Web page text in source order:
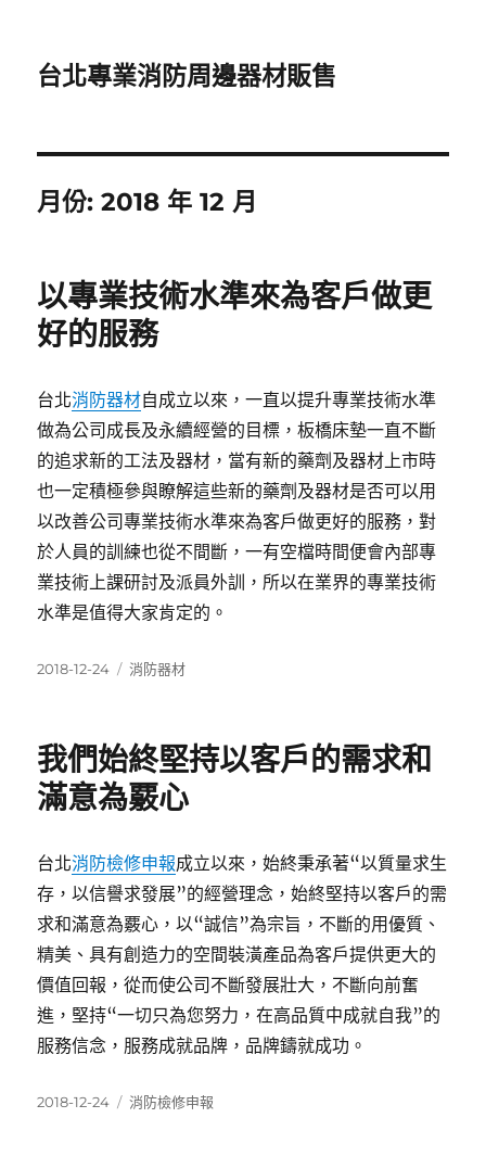
台北專業消防周邊器材販售
月份:2018 年 12 月
以專業技術水準來為客戶做更
好的服務
台北消防器材自成立以來，一直以提升專業技術水準
做為公司成長及永續經營的目標，板橋床墊一直不斷
的追求新的工法及器材，當有新的藥劑及器材上市時
也一定積極參與瞭解這些新的藥劑及器材是否可以用
以改善公司專業技術水準來為客戶做更好的服務，對
於人員的訓練也從不間斷，一有空檔時間便會內部專
業技術上課研討及派員外訓，所以在業界的專業技術
水準是值得大家肯定的。
發
2018-12-24
分
消防器材
我們始終堅持以客戶的需求和
滿意為覈心
台北消防檢修申報成立以來，始終秉承著“以質量求生
存，以信譽求發展”的經營理念，始終堅持以客戶的需
求和滿意為覈心，以“誠信”為宗旨，不斷的用優質、
精美、具有創造力的空間裝潢產品為客戶提供更大的
價值回報，從而使公司不斷發展壯大，不斷向前奮
進，堅持“一切只為您努力，在高品質中成就自我”的
服務信念，服務成就品牌，品牌鑄就成功。
發
2018-12-24
分
消防檢修申報